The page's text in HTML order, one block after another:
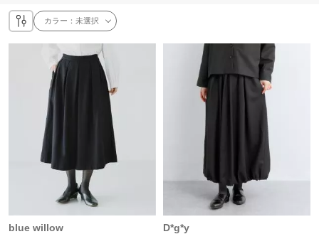
カラー：未選択
blue willow
D*g*y